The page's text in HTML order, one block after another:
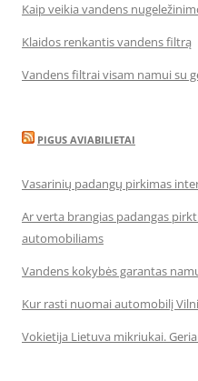
Kaip veikia vandens
Klaidos renkantis vandens filtrą
Vandens filtrai visam namui su
PIGUS AVIABILIETAI
Vasarinių padangų pirkimas
Ar verta brangias padangas
automobiliams
Vandens kokybės garantas
Kur rasti nuomai automobilį
Vokietija Lietuva mikriukai.